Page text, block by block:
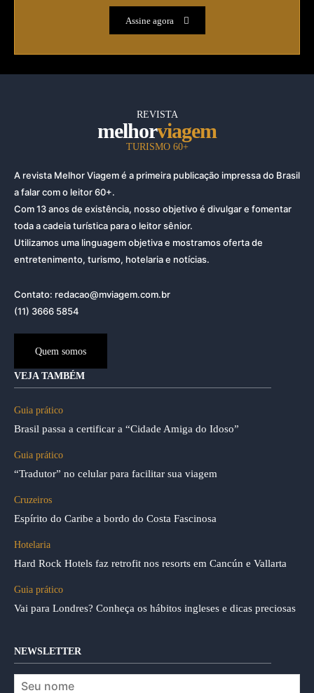
Assine agora
REVISTA
melhorviagem
TURISMO 60+
A revista Melhor Viagem é a primeira publicação impressa do Brasil
a falar com o leitor 60+.
Com 13 anos de existência, nosso objetivo é divulgar e fomentar
toda a cadeia turística para o leitor sênior.
Utilizamos uma linguagem objetiva e mostramos oferta de
entretenimento, turismo, hotelaria e notícias.
Contato: redacao@mviagem.com.br
(11) 3666 5854
Quem somos
VEJA TAMBÉM
Guia prático
Brasil passa a certificar a “Cidade Amiga do Idoso”
Guia prático
“Tradutor” no celular para facilitar sua viagem
Cruzeiros
Espírito do Caribe a bordo do Costa Fascinosa
Hotelaria
Hard Rock Hotels faz retrofit nos resorts em Cancún e Vallarta
Guia prático
Vai para Londres? Conheça os hábitos ingleses e dicas preciosas
NEWSLETTER